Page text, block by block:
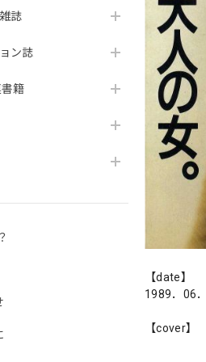
誌
ン誌
籍
【date】
1989．06
【cover】